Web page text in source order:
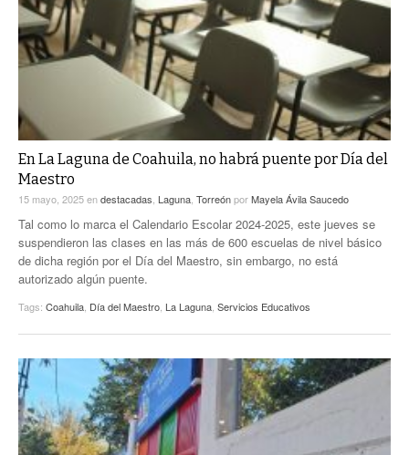
En La Laguna de Coahuila, no habrá puente por Día del
Maestro
15 mayo, 2025endestacadas Laguna TorreónporMayela Ávila Saucedo
Tal como lo marca el Calendario Escolar 2024-2025, este jueves se
suspendieron las clases en las más de 600 escuelas de nivel básico
de dicha región por el Día del Maestro, sin embargo, no está
autorizado algún puente.
Tags: Coahuila Día del Maestro La Laguna Servicios Educativos